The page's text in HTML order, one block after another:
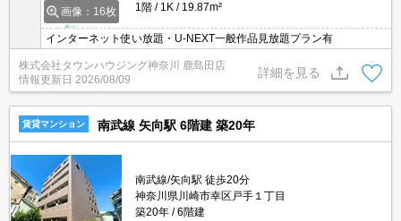
画像：16枚
1階
1K 19.87m²
インターネット使い放題・U-NEXT一般作品見放題プラン有
株式会社タウンハウジング神奈川 鹿島田店
情報更新日 2026/08/09
詳細を見る
賃貸マンション 南武線 矢向駅 6階建 築20年
南武線/矢向駅 徒歩20分
神奈川県川崎市幸区戸手１丁目
築20年
6階建